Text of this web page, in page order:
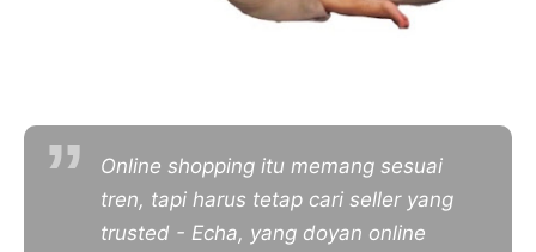
Online shopping itu memang sesuai
tren, tapi harus tetap cari seller yang
trusted - Echa, yang doyan online